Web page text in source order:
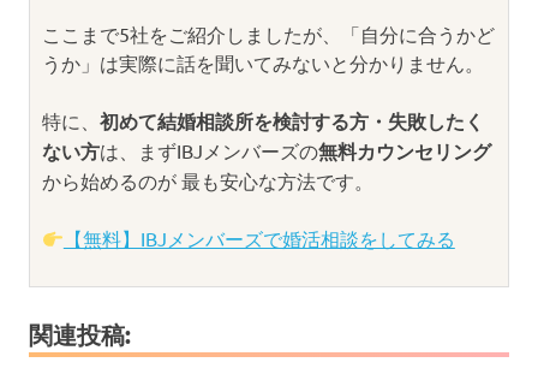
ここまで5社をご紹介しましたが、「自分に合うかど
うか」は実際に話を聞いてみないと分かりません。
特に、 初めて結婚相談所を検討する方・失敗したく
ない方は、まずIBJメンバーズの無料カウンセリング
から始めるのが 最も安心な方法です。
【無料】IBJメンバーズで婚活相談をしてみる
関連投稿: